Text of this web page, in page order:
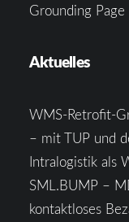
Grounding Page
Aktuelles
WMS-Retrofit-
– mit TUP und
Intralogistik als
SML.BUMP –
kontaktloses